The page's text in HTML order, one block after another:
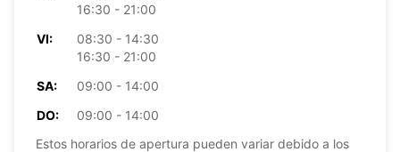
16:30 - 21:00
VI:
08:30 - 14:30
16:30 - 21:00
SA:
09:00 - 14:00
DO:
09:00 - 14:00
Estos horarios de apertura pueden variar debido a los